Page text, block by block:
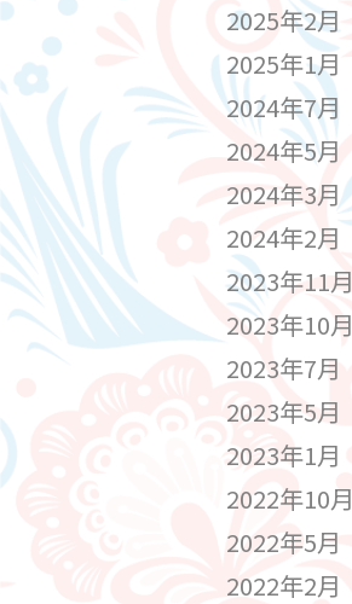
2025年2月
2025年1月
2024年7月
2024年5月
2024年3月
2024年2月
2023年11月
2023年10月
2023年7月
2023年5月
2023年1月
2022年10月
2022年5月
2022年2月